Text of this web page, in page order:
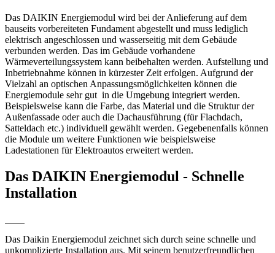
Das DAIKIN Energiemodul wird bei der Anlieferung auf dem
bauseits vorbereiteten Fundament abgestellt und muss lediglich
elektrisch angeschlossen und wasserseitig mit dem Gebäude
verbunden werden. Das im Gebäude vorhandene
Wärmeverteilungssystem kann beibehalten werden. Aufstellung und
Inbetriebnahme können in kürzester Zeit erfolgen. Aufgrund der
Vielzahl an optischen Anpassungsmöglichkeiten können die
Energiemodule sehr gut in die Umgebung integriert werden.
Beispielsweise kann die Farbe, das Material und die Struktur der
Außenfassade oder auch die Dachausführung (für Flachdach,
Satteldach etc.) individuell gewählt werden. Gegebenenfalls können
die Module um weitere Funktionen wie beispielsweise
Ladestationen für Elektroautos erweitert werden.
Das DAIKIN Energiemodul - Schnelle
Installation
Das Daikin Energiemodul zeichnet sich durch seine schnelle und
unkomplizierte Installation aus. Mit seinem benutzerfreundlichen